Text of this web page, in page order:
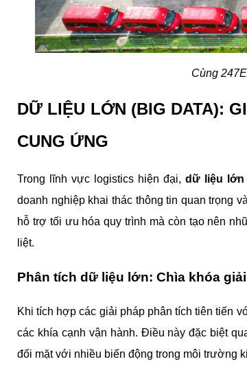
Cùng
DỮ LIỆU LỚN (BIG DATA):
CUNG ỨNG
Trong lĩnh vực logistics hiện đại, dữ liệu lớn
doanh nghiệp khai thác thông tin quan trọng
hỗ trợ tối ưu hóa quy trình mà còn tạo nên
liệt.
Phân tích dữ liệu lớn: Chìa khóa
Khi tích hợp các giải pháp phân tích tiên tiến
các khía cạnh vận hành. Điều này đặc biệt
đối mặt với nhiều biến động trong môi trường